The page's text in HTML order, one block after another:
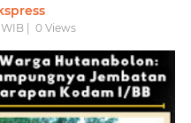
| 0 Views